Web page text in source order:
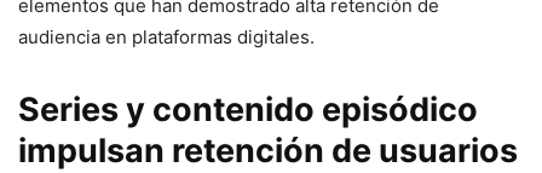
elementos que han demostrado alta retención de
audiencia en plataformas digitales.
Series y contenido episódico
impulsan retención de usuarios